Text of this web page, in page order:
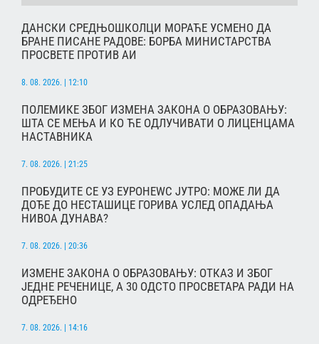
ДАНСКИ СРЕДЊОШКОЛЦИ МОРАЋЕ УСМЕНО ДА
БРАНЕ ПИСАНЕ РАДОВЕ: БОРБА МИНИСТАРСТВА
ПРОСВЕТЕ ПРОТИВ АИ
8. 08. 2026. | 12:10
ПОЛЕМИКЕ ЗБОГ ИЗМЕНА ЗАКОНА О ОБРАЗОВАЊУ:
ШТА СЕ МЕЊА И КО ЋЕ ОДЛУЧИВАТИ О ЛИЦЕНЦАМА
НАСТАВНИКА
7. 08. 2026. | 21:25
ПРОБУДИТЕ СЕ УЗ ЕУРОНЕWС ЈУТРО: МОЖЕ ЛИ ДА
ДОЂЕ ДО НЕСТАШИЦЕ ГОРИВА УСЛЕД ОПАДАЊА
НИВОА ДУНАВА?
7. 08. 2026. | 20:36
ИЗМЕНЕ ЗАКОНА О ОБРАЗОВАЊУ: ОТКАЗ И ЗБОГ
ЈЕДНЕ РЕЧЕНИЦЕ, А 30 ОДСТО ПРОСВЕТАРА РАДИ НА
ОДРЕЂЕНО
7. 08. 2026. | 14:16